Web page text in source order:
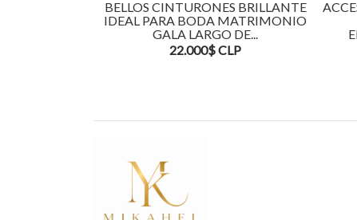
BELLOS CINTURONES BRILLANTE
IDEAL PARA BODA MATRIMONIO
GALA LARGO DE...
22.000$ CLP
ACCESORIOS
DE